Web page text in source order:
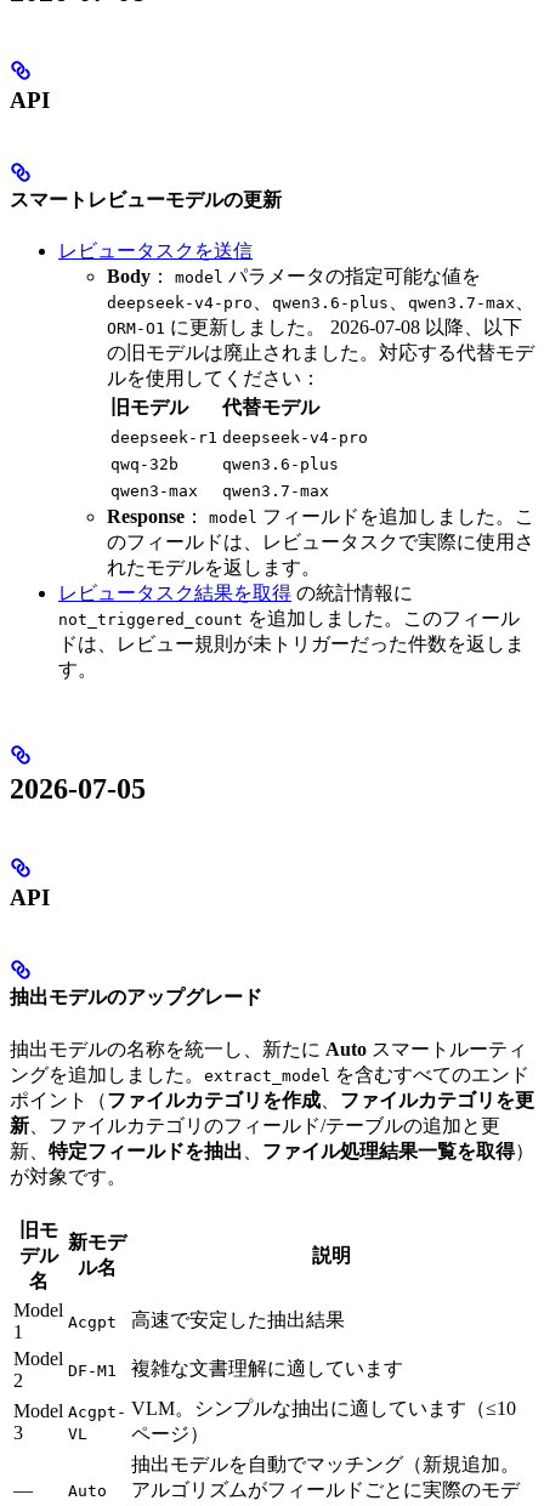
API
スマートレビューモデルの更新
レビュータスクを送信
Body ： model パラメータの指定可能な値を
deepseek-v4-pro qwen3.6-plus qwen3.7-max
ORM-O1 に更新しました。 2026-07-08 以降、以下
の旧モデルは廃止されました。対応する代替モデ
ルを使用してください：
旧モデル
代替モデル
deepseek-r1 deepseek-v4-pro
qwq-32b
qwen3.6-plus
qwen3-max
qwen3.7-max
Response ： model フィールドを追加しました。こ
のフィールドは、レビュータスクで実際に使用さ
れたモデルを返します。
レビュータスク結果を取得 の統計情報に
not_triggered_count を追加しました。このフィール
ドは、レビュー規則が未トリガーだった件数を返しま
す。
2026-07-05
API
抽出モデルのアップグレード
抽出モデルの名称を統一し、新たに Auto スマートルーティ
ングを追加しました。 extract_model を含むすべてのエンド
ポイント（ファイルカテゴリを作成
ファイルカテゴリを更
新 、ファイルカテゴリのフィールド/テーブルの追加と更
新、 特定フィールドを抽出 ファイル処理結果一覧を取得）
が対象です。
旧モ
デル
名
新モデ
ル名
説明
Model
1
Acgpt
高速で安定した抽出結果
Model
2
DF-M1 複雑な文書理解に適しています
Model
3
Acgpt-
VL
VLM。シンプルな抽出に適しています（≤10
ページ）
— Auto
抽出モデルを自動でマッチング（新規追加。
アルゴリズムがフィールドごとに実際のモデ